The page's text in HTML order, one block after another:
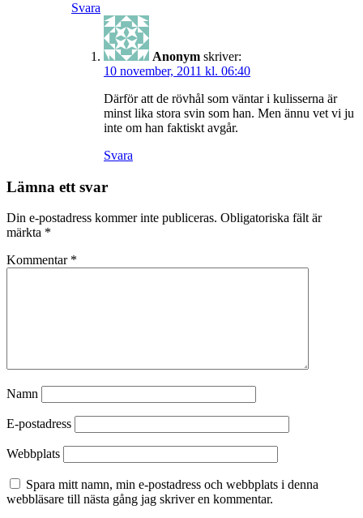
Svara
Anonym skriver:
10 november, 2011 kl. 06:40
Därför att de rövhål som väntar i kulisserna är
minst lika stora svin som han. Men ännu vet vi ju
inte om han faktiskt avgår.
Svara
Lämna ett svar
Din e-postadress kommer inte publiceras. Obligatoriska fält är
märkta *
Kommentar *
Namn
E-postadress
Webbplats
Spara mitt namn, min e-postadress och webbplats i denna
webbläsare till nästa gång jag skriver en kommentar.